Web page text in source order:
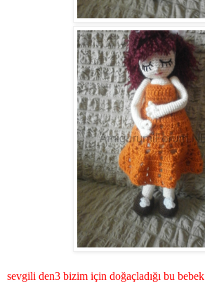
sevgili den3 bizim için doğaçladığı bu bebek